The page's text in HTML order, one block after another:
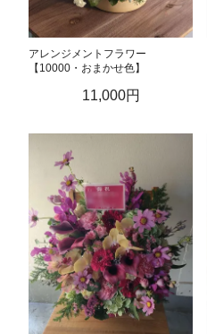
アレンジメントフラワー
【10000・おまかせ色】
11,000円